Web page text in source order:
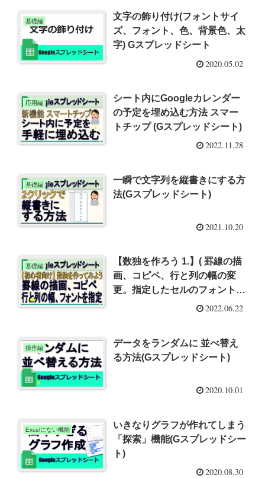
基礎編
文字の飾り付け(フォントサイ
ズ、フォント、色、背景色、太
字) Gスプレッドシート
2020.05.02
応用編
シート内にGoogleカレンダー
の予定を埋め込む方法 スマー
トチップ (Gスプレッドシート)
2022.11.28
基礎編
一瞬で文字列を縦書きにする方
法(Gスプレッドシート)
2021.10.20
基礎編
【数独を作ろう 1.】( 罫線の描
画、コピペ、行と列の幅の変
更。指定したセルのフォントを
2022.06.22
操作編
データをランダムに 並べ替え
る方法(Gスプレッドシート)
2020.10.01
Excelにない機能
いきなりグラフが作れてしまう
「探索」機能(Gスプレッドシー
ト)
2020.08.30